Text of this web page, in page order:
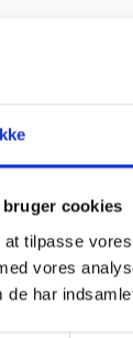
bruger cookies
tilpasse
vores
de har